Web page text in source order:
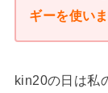
ギーを使い
kin20の日は私